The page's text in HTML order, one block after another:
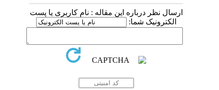
ارسال نظر درباره این مقاله : نام کاربری یا پست
الکترونیک شما: